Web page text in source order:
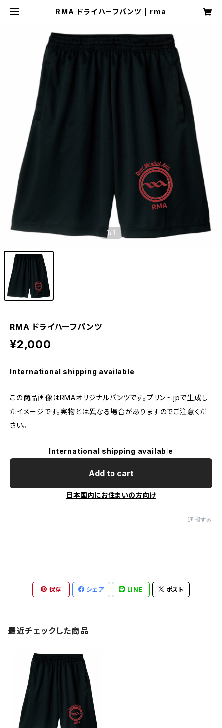
RMA ドライハーフパンツ | rma
1/1
RMA ドライハーフパンツ
¥2,000
International shipping available
この商品画像はRMAオリジナルパンツです。プリント.jpで生成し
たイメージです。実物とは異なる場合がありますのでご注意くだ
さい。
International shipping available
Add to cart
日本国内にお住まいの方向け
通報する
保存 シェア LINE ポスト
最近チェックした商品